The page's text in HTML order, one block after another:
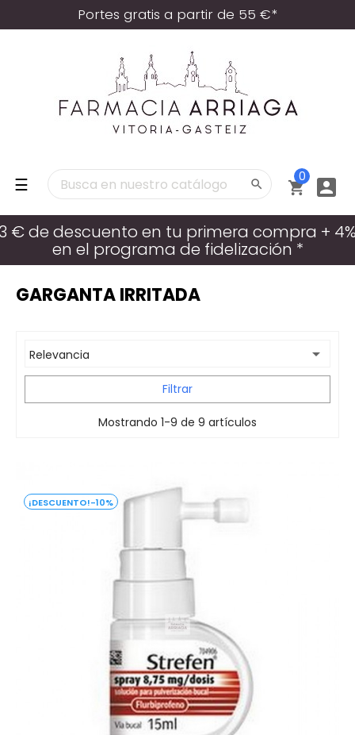
Portes gratis a partir de 55 €*
Navegación
palanca
☰  
0 
€ de descuento en tu primera compra +
en el programa de fidelización *
GARGANTA IRRITADA
Relevancia 
Filtrar
Mostrando 1-9 de 9 artículos
-10%